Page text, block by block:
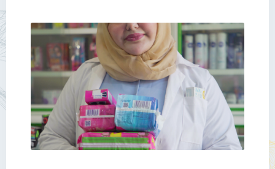
Read
about
Impact
Story
4.4.
From
Learner
to